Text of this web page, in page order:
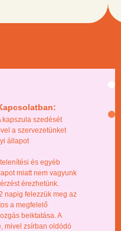
kapszula szedését
a szervezetünket
állapot
és egyéb
miatt nem vagyunk
érezhetünk.
napig felezzük meg az
a megfelelő
beiktatása. A
mivel zsírban oldódó